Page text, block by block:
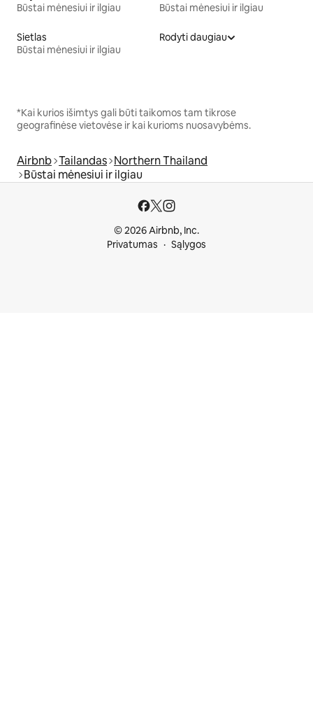
Būstai mėnesiui ir ilgiau
Būstai mėnesiui ir ilgiau
Sietlas
Būstai mėnesiui ir ilgiau
Rodyti daugiau
*Kai kurios išimtys gali būti taikomos tam tikrose
geografinėse vietovėse ir kai kurioms nuosavybėms.
Airbnb Tailandas Northern Thailand
Būstai mėnesiui ir ilgiau
© 2026 Airbnb, Inc.
Privatumas
Sąlygos